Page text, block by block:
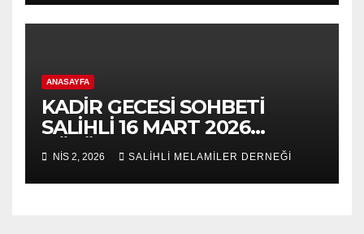
ANASAYFA
KADİR GECESİ SOHBETİ
SALİHLİ 16 MART 2026
BÖLÜM 2
NIS 2, 2026 SALİHLİ MELAMİLER DERNEĞİ